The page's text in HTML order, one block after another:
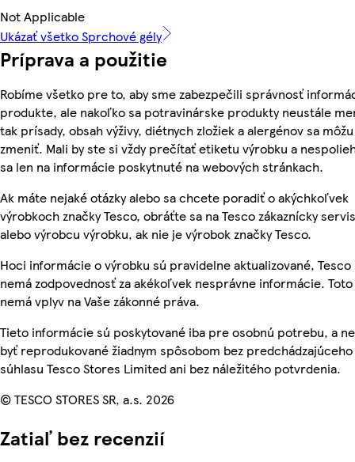
Not Applicable
Ukázať všetko Sprchové gély
Príprava a použitie
Robíme všetko pre to, aby sme zabezpečili správnosť
produkte, ale nakoľko sa potravinárske produkty neustále
tak prísady, obsah výživy, diétnych zložiek a alergénov sa môžu
zmeniť. Mali by ste si vždy prečítať etiketu výrobku a
sa len na informácie poskytnuté na webových stránkach.
Ak máte nejaké otázky alebo sa chcete poradiť o akýchkoľvek
výrobkoch značky Tesco, obráťte sa na Tesco zákaznícky
alebo výrobcu výrobku, ak nie je výrobok značky Tesco.
Hoci informácie o výrobku sú pravidelne aktualizované, Tesco
nemá zodpovednosť za akékoľvek nesprávne informácie. Toto
nemá vplyv na Vaše zákonné práva.
Tieto informácie sú poskytované iba pre osobnú potrebu, a
byť reprodukované žiadnym spôsobom bez predchádzajúceho
súhlasu Tesco Stores Limited ani bez náležitého potvrdenia.
© TESCO STORES SR, a.s. 2026
Zatiaľ bez recenzií